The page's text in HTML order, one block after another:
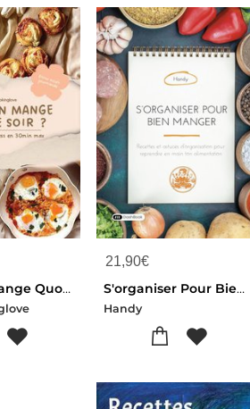
Alors, On Mange Quoi Ce Soir ? Des Recettes Express 30 Min Max
21,90€
S'organiser Pour Bien Manger : Recettes Et Astuces D'organisation Pour Reprendre En Main Ton Alimentation
Handy